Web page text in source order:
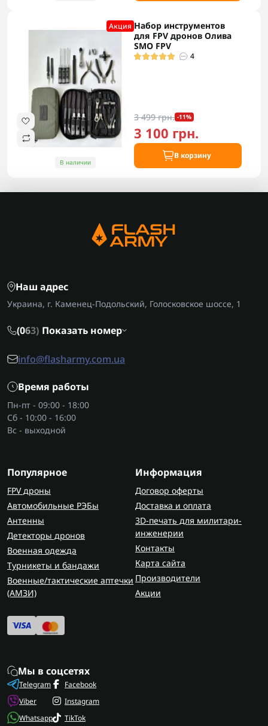
Акция
В наличии
Набор инструментов
для FPV дронов Олива
SMO FPV
4
3 499 грн. -11%
3 100 грн.
В корзину
Наш адрес
Украина, г. Каменец-Подольский, Голосковское шоссе, 1
(063) Показать номер
info@flasharmy.com.ua
Время работы
Пн-пт - 09:00 - 18:00
Сб - 10:00 - 16:00
Вс - выходной
Популярное
FPV дроны
Автомобильные РЭБы
Антенны
Детекторы дронов
Военная одежда
Турникеты и бандажи
Военные/тактические аптечки
(AMЗИ)
Информация
Договор оферты
Доставка и оплата
3D-печать для милитари-
инженерии
Контакты
Карта сайта
Производители
Акции
Мы в соцсетях
Telegram
Viber
Whatsapp
Facebook
Instagram
TikTok